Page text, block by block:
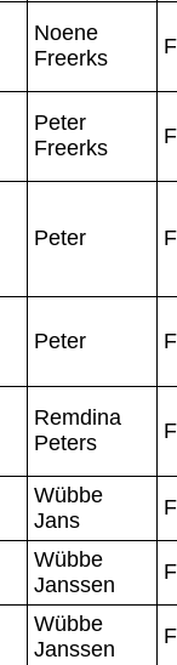
Noene
Freerks
Peter
Freerks
Peter
Peter
Remdina
Peters
Wübbe
Jans
Wübbe
Janssen
Wübbe
Janssen